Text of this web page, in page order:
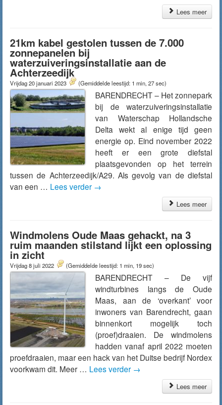
Lees meer
21km kabel gestolen tussen de 7.000
zonnepanelen bij
waterzuiveringsinstallatie aan de
Achterzeedijk
Vrijdag 20 januari 2023 (Gemiddelde leestijd: 1 min, 27 sec)
BARENDRECHT – Het zonnepark
bij de waterzuiveringsinstallatie
van Waterschap Hollandsche
Delta wekt al enige tijd geen
energie op. Eind november 2022
heeft er een grote diefstal
plaatsgevonden op het terrein
tussen de Achterzeedijk/A29. Als gevolg van de diefstal
van een … Lees verder →
Lees meer
Windmolens Oude Maas gehackt, na 3
ruim maanden stilstand lijkt een oplossing
in zicht
Vrijdag 8 juli 2022 (Gemiddelde leestijd: 1 min, 19 sec)
BARENDRECHT – De vijf
windturbines langs de Oude
Maas, aan de ‘overkant’ voor
inwoners van Barendrecht, gaan
binnenkort mogelijk toch
(proef)draaien. De windmolens
hadden vanaf april 2022 moeten
proefdraaien, maar een hack van het Duitse bedrijf Nordex
voorkwam dit. Meer … Lees verder →
Lees meer